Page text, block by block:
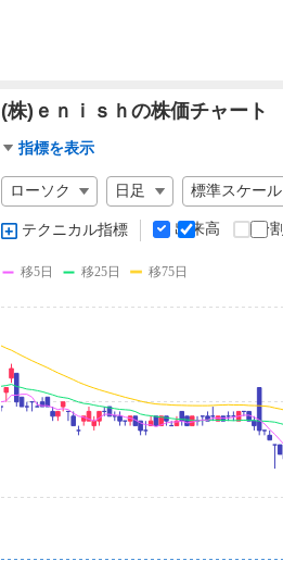
(株)ｅｎｉｓｈの株価チャート
チ
ャ
ー
ト
指
標
指標を表示
チ
ャ
ー
の
定
テクニカル指標 出来高 分割
移5日 移25日 移75日